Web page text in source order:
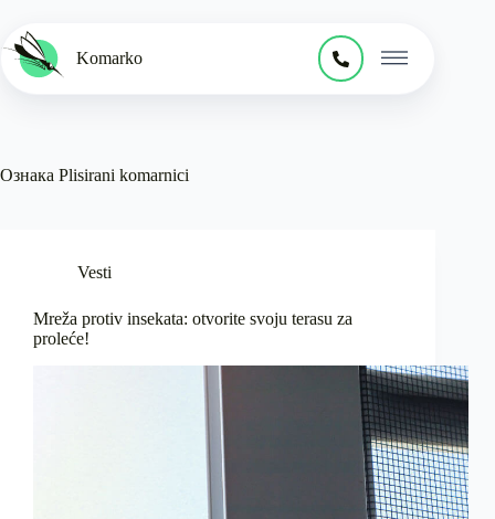
content
Komarko
Ознака Plisirani komarnici
Vesti
Mreža protiv insekata: otvorite svoju terasu za
proleće!